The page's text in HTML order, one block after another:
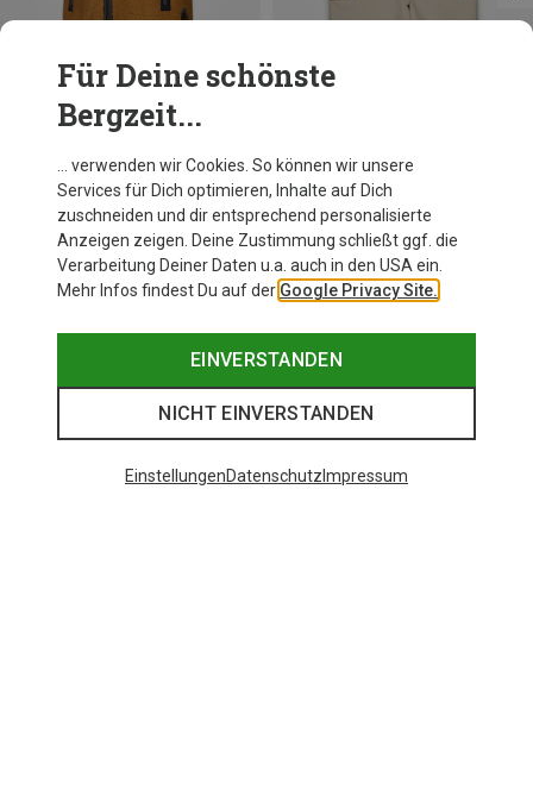
Du sparst 10%
Für Deine schönste
Bergzeit...
… verwenden wir Cookies. So können wir unsere
Services für Dich optimieren, Inhalte auf Dich
zuschneiden und dir entsprechend personalisierte
Anzeigen zeigen. Deine Zustimmung schließt ggf. die
Verarbeitung Deiner Daten u.a. auch in den USA ein.
Mehr Infos findest Du auf der Google Privacy Site.
EINVERSTANDEN
NICHT EINVERSTANDEN
EinstellungenDatenschutz Impressum